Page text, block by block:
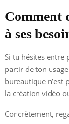
Comment
à ses
Si tu hésites entre
partir de ton
bureautique n’est
la création vidéo
Concrètement,